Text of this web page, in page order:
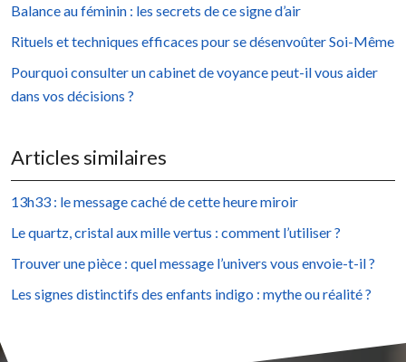
Balance au féminin : les secrets de ce signe d’air
Rituels et techniques efficaces pour se désenvoûter Soi-Même
Pourquoi consulter un cabinet de voyance peut-il vous aider
dans vos décisions ?
Articles similaires
13h33 : le message caché de cette heure miroir
Le quartz, cristal aux mille vertus : comment l’utiliser ?
Trouver une pièce : quel message l’univers vous envoie-t-il ?
Les signes distinctifs des enfants indigo : mythe ou réalité ?